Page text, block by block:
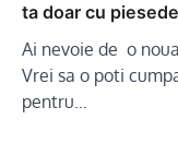
ta doar cu
Ai nevoie de o
Vrei sa o poti
pentru…